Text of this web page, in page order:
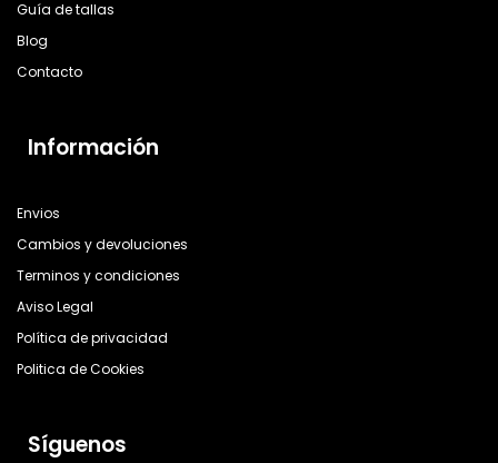
Guía de tallas
Blog
Contacto
Información
Envios
Cambios y devoluciones
Terminos y condiciones
Aviso Legal
Política de privacidad
Politica de Cookies
Síguenos